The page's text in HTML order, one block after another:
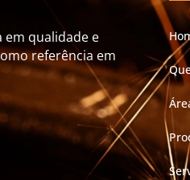
em qualidade e
referência em